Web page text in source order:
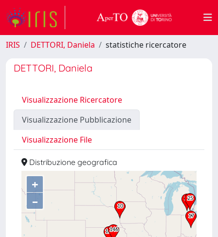
IRIS DETTORI, Daniela statistiche ricercatore
DETTORI, Daniela
Visualizzazione Ricercatore
Visualizzazione Pubblicazione
Visualizzazione File
Distribuzione geografica
+
–